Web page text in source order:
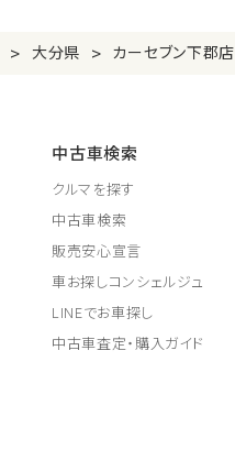
> 大分県 > カーセブン下郡店
中古車検索
クルマを探す
中古車検索
販売安心宣言
車お探しコンシェルジュ
LINEでお車探し
中古車査定・購入ガイド